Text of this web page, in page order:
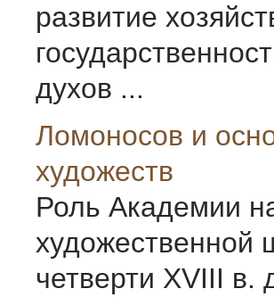
развитие
духов ...
Ломоносов и
художеств
Роль Академии
художественной
четверти XVIII в.